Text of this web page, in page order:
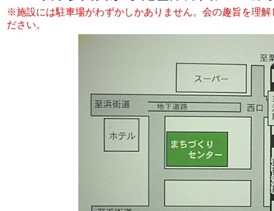
※施設には駐車場がわずかしかありません。会の趣旨を理
ださい。